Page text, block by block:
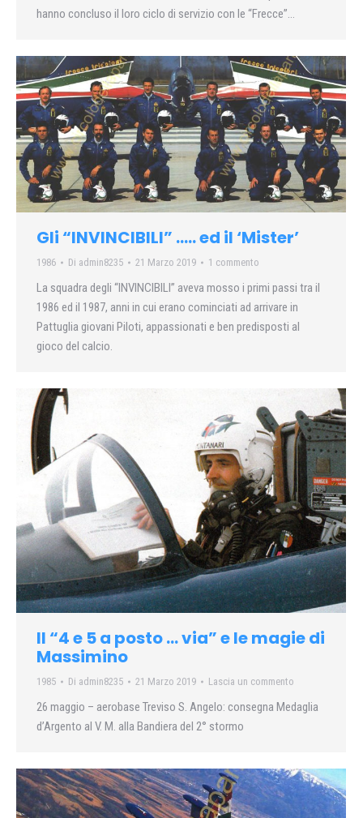
hanno concluso il loro ciclo di servizio con le “Frecce”…
Gli “INVINCIBILI” ….. ed il ‘Mister’
1986 Di admin8235 21 Marzo 2019 1 commento
La squadra degli “INVINCIBILI” aveva mosso i primi passi tra il
1986 ed il 1987, anni in cui erano cominciati ad arrivare in
Pattuglia giovani Piloti, appassionati e ben predisposti al
gioco del calcio.
Il “4 e 5 a posto … via” e le magie di
Massimino
1985 Di admin8235 21 Marzo 2019 Lascia un commento
26 maggio – aerobase Treviso S. Angelo: consegna Medaglia
d’Argento al V. M. alla Bandiera del 2° stormo